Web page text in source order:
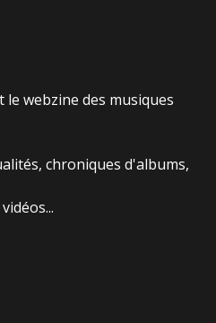
webzine des musiques
chroniques d'albums,